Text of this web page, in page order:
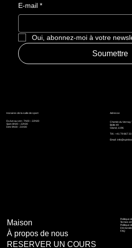
E-mail *
Oui, abonnez-moi à votre
Soumettre
Adresse
Chemin du Vernay
Boîte 49
Gland, 1196
Tél. : +41 79 867 33
Email :
Horaires de la salle de sport
Du lun au ven : 7h00 – 22h00
Sam: 8h00 – 22h00
Dim: 9h00 - 21h00
Maison
À propos de nous
RESERVER UN COURS
Politique
Termes et
Politique
FAQ